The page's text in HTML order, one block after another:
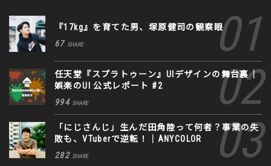
『17kg』を育てた男、塚原健司の観察眼
67 SHARE
任天堂『スプラトゥーン』UIデザインの舞台裏｜
娯楽のUI 公式レポート #2
994 SHARE
「にじさんじ」生んだ田角陸って何者？事業の失
敗も、VTuberで逆転！｜ANYCOLOR
282 SHARE